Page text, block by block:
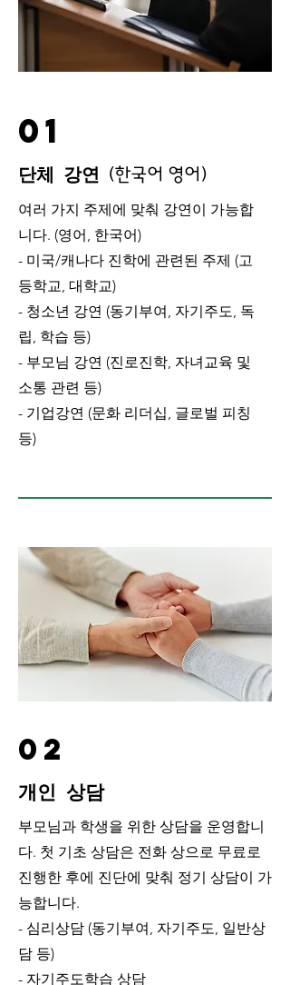
01
단체 강연 (한국어 영어)
여러 가지 주제에 맞춰 강연이 가능합
니다. (영어, 한국어)
- 미국/캐나다 진학에 관련된 주제 (고
등학교, 대학교)
- 청소년 강연 (동기부여, 자기주도, 독
립, 학습 등)
- 부모님 강연 (진로진학, 자녀교육 및
소통 관련 등)
​- 기업강연 (문화 리더십, 글로벌 피칭
등)​
02
개인 상담
부모님과 학생을 위한 상담을 운영합니
다. 첫 기초 상담은 전화 상으로 무료로
진행한 후에 진단에 맞춰 정기 상담이 가
능합니다.
- 심리상담 (동기부여, 자기주도, 일반상
담 등)
- 자기주도학습 상담